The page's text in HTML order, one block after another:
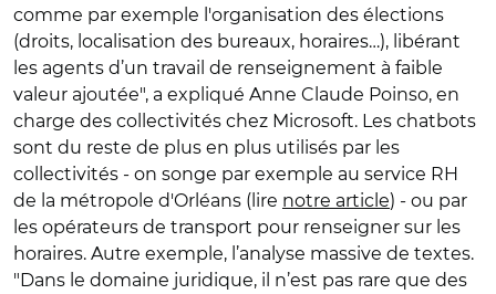
comme par exemple l'organisation des élections
(droits, localisation des bureaux, horaires…), libérant
les agents d’un travail de renseignement à faible
valeur ajoutée", a expliqué Anne Claude Poinso, en
charge des collectivités chez Microsoft. Les chatbots
sont du reste de plus en plus utilisés par les
collectivités - on songe par exemple au service RH
de la métropole d'Orléans (lire notre article) - ou par
les opérateurs de transport pour renseigner sur les
horaires. Autre exemple, l’analyse massive de textes.
"Dans le domaine juridique, il n’est pas rare que des